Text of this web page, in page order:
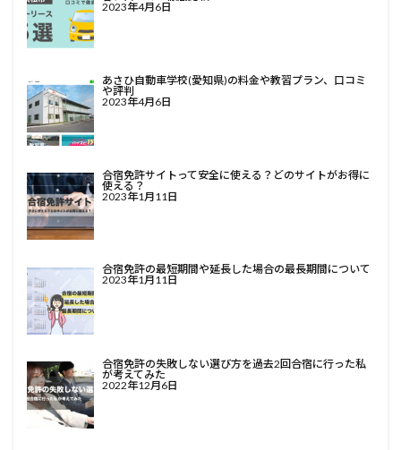
2023年4月6日
あさひ自動車学校(愛知県)の料金や教習プラン、口コミ
や評判
2023年4月6日
合宿免許サイトって安全に使える？どのサイトがお得に
使える？
2023年1月11日
合宿免許の最短期間や延長した場合の最長期間について
2023年1月11日
合宿免許の失敗しない選び方を過去2回合宿に行った私
が考えてみた
2022年12月6日